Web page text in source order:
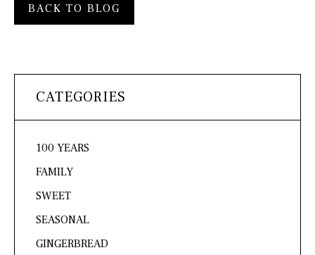
BACK TO BLOG
CATEGORIES
100 YEARS
FAMILY
SWEET
SEASONAL
GINGERBREAD